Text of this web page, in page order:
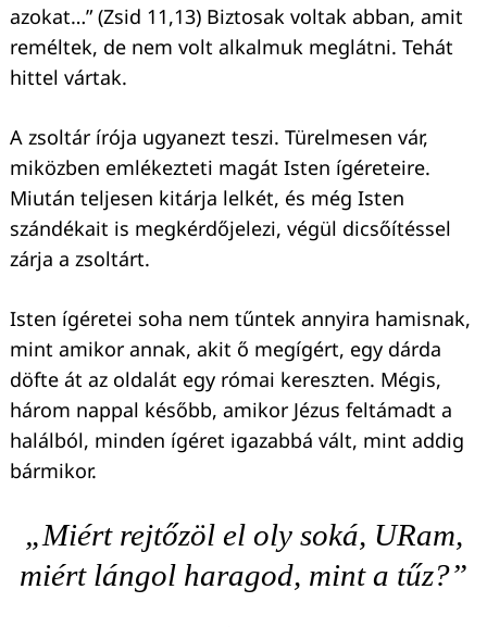
azokat…” (Zsid 11,13) Biztosak voltak abban, amit
reméltek, de nem volt alkalmuk meglátni. Tehát
hittel vártak.
A zsoltár írója ugyanezt teszi. Türelmesen vár,
miközben emlékezteti magát Isten ígéreteire.
Miután teljesen kitárja lelkét, és még Isten
szándékait is megkérdőjelezi, végül dicsőítéssel
zárja a zsoltárt.
Isten ígéretei soha nem tűntek annyira hamisnak,
mint amikor annak, akit ő megígért, egy dárda
döfte át az oldalát egy római kereszten. Mégis,
három nappal később, amikor Jézus feltámadt a
halálból, minden ígéret igazabbá vált, mint addig
bármikor.
„Miért rejtőzöl el oly soká, URam,
miért lángol haragod, mint a tűz?”